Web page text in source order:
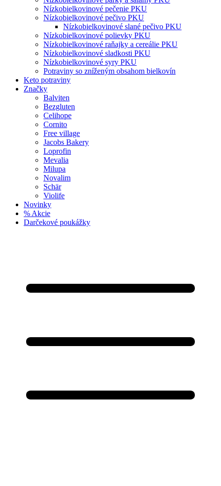
Nízkobielkovinové pečenie PKU
Nízkobielkovinové pečivo PKU
Nízkobielkovinové slané pečivo PKU
Nízkobielkovinové polievky PKU
Nízkobielkovinové raňajky a cereálie PKU
Nízkobielkovinové sladkosti PKU
Nízkobielkovinové syry PKU
Potraviny so zníženým obsahom bielkovín
Keto potraviny
Značky
Balviten
Bezgluten
Celihope
Cornito
Free village
Jacobs Bakery
Loprofin
Mevalia
Milupa
Novalim
Schär
Violife
Novinky
% Akcie
Darčekové poukážky